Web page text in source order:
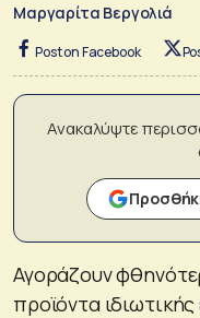
Μαργαρίτα Βεργολιά
Post on Facebook
Ανακαλύψτε
Αγοράζουν
προϊόντα